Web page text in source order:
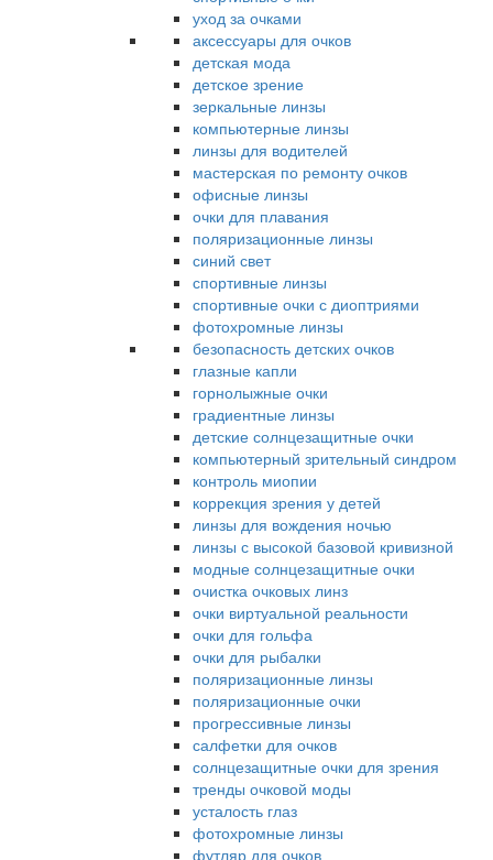
уход за очками
аксессуары для очков
детская мода
детское зрение
зеркальные линзы
компьютерные линзы
линзы для водителей
мастерская по ремонту очков
офисные линзы
очки для плавания
поляризационные линзы
синий свет
спортивные линзы
спортивные очки с диоптриями
фотохромные линзы
безопасность детских очков
глазные капли
горнолыжные очки
градиентные линзы
детские солнцезащитные очки
компьютерный зрительный синдром
контроль миопии
коррекция зрения у детей
линзы для вождения ночью
линзы с высокой базовой кривизной
модные солнцезащитные очки
очистка очковых линз
очки виртуальной реальности
очки для гольфа
очки для рыбалки
поляризационные линзы
поляризационные очки
прогрессивные линзы
салфетки для очков
солнцезащитные очки для зрения
тренды очковой моды
усталость глаз
фотохромные линзы
футляр для очков